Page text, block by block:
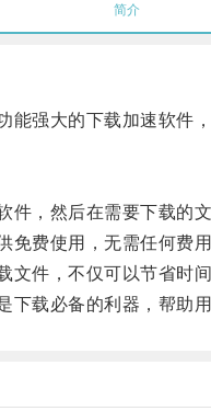
简介
强大的下载加速软件，
，然后在需要下载的文
费使用，无需任何费用
件，不仅可以节省时间
载必备的利器，帮助用